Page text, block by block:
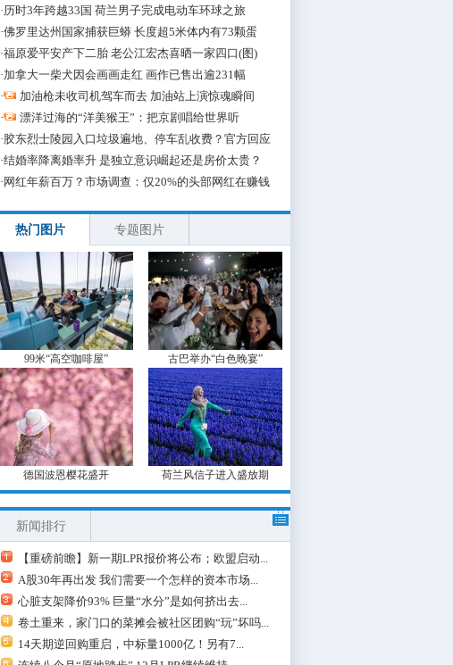
·历时3年跨越33国 荷兰男子完成电动车环球之旅
·佛罗里达州国家捕获巨蟒 长度超5米体内有73颗蛋
·福原爱平安产下二胎 老公江宏杰喜晒一家四口(图)
·加拿大一柴犬因会画画走红 画作已售出逾231幅
·
加油枪未收司机驾车而去 加油站上演惊魂瞬间
·
漂洋过海的“洋美猴王”：把京剧唱给世界听
·胶东烈士陵园入口垃圾遍地、停车乱收费？官方回应
·结婚率降离婚率升 是独立意识崛起还是房价太贵？
· 网红年薪百万？市场调查：仅20%的头部网红在赚钱
热门图片 专题图片
99米“高空咖啡屋” 古巴举办“白色晚宴”
德国波恩樱花盛开 荷兰风信子进入盛放期
新闻排行
【重磅前瞻】新一期LPR报价将公布；欧盟启动...
A股30年再出发 我们需要一个怎样的资本市场...
心脏支架降价93% 巨量“水分”是如何挤出去...
卷土重来，家门口的菜摊会被社区团购“玩”坏吗...
14天期逆回购重启，中标量1000亿！另有7...